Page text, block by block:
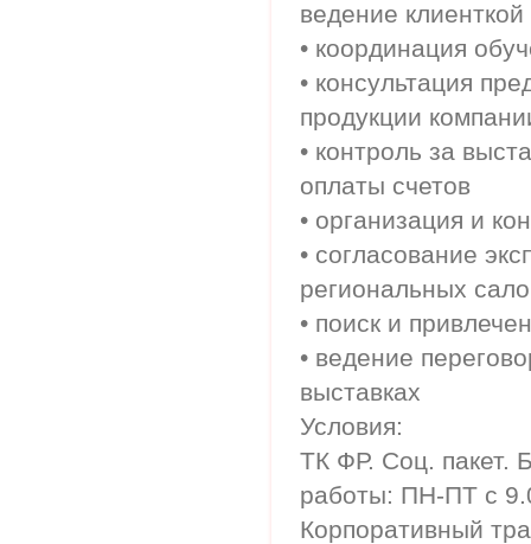
ведение
• координация
• консультация
продукции
• контроль за
оплаты счетов
• организация и
• согласование
региональных
• поиск и
• ведение
выставках
Условия:
ТК ФР. Соц. пакет.
работы: ПН-ПТ с
Корпоративный